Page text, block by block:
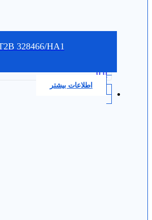
328466/HA1
0.0
اطلاعات بیشتر